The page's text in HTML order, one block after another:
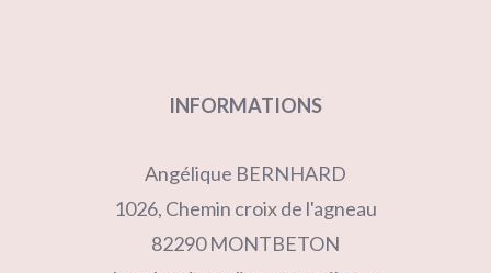
INFORMATIONS
Angélique BERNHARD
1026, Chemin croix de l'agneau
82290 MONTBETON